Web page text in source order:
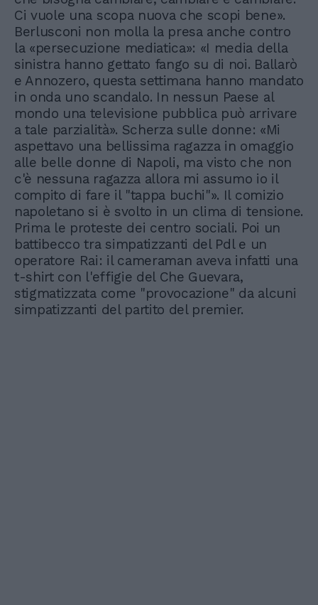
Ci vuole una scopa nuova che scopi bene».
Berlusconi non molla la presa anche contro
la «persecuzione mediatica»: «I media della
sinistra hanno gettato fango su di noi. Ballarò
e Annozero, questa settimana hanno mandato
in onda uno scandalo. In nessun Paese al
mondo una televisione pubblica può arrivare
a tale parzialità». Scherza sulle donne: «Mi
aspettavo una bellissima ragazza in omaggio
alle belle donne di Napoli, ma visto che non
c'è nessuna ragazza allora mi assumo io il
compito di fare il "tappa buchi"». Il comizio
napoletano si è svolto in un clima di tensione.
Prima le proteste dei centro sociali. Poi un
battibecco tra simpatizzanti del Pdl e un
operatore Rai: il cameraman aveva infatti una
t-shirt con l'effigie del Che Guevara,
stigmatizzata come "provocazione" da alcuni
simpatizzanti del partito del premier.